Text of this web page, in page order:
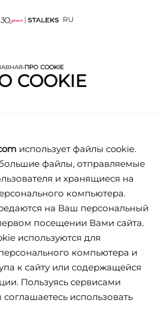
RU
›ПРО COOKIE
COOKIE
использует файлы cookie.
файлы, отправляемые
и хранящиеся на
компьютера.
на Ваш персональный
посещении Вами сайта.
используются для
компьютера и
к сайту или содержащейся
Пользуясь сервисами
использовать